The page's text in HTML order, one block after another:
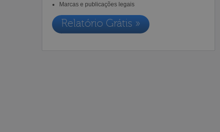
Marcas e publicações legais
Relatório Grátis »